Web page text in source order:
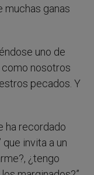
muchas ganas
uno de
nosotros
pecados. Y
ha recordado
que invita a un
¿tengo